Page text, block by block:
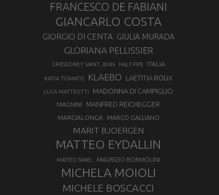
FRANCESCO DE FABIANI
GIANCARLO COSTA
GIORGIO DI CENTA GIULIA MURADA
GLORIANA PELLISSIER
GRESSONEY SAINT JEAN HALF PIPE ITALIA
KATIA TOMATIS KLAEBO LAETITIA ROUX
LUCA MATTEOTTI MADONNA DI CAMPIGLIO
MAGNINI MANFRED REICHEGGER
MARCIALONGA MARCO GALLIANO
MARIT BJOERGEN
MATTEO EYDALLIN
MATTEO TANEL MAURIZIO BORMOLINI
MICHELA MOIOLI
MICHELE BOSCACCI